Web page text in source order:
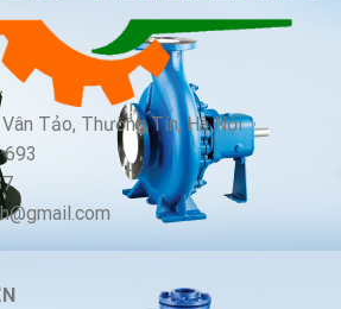
Tảo, Thường Tín, Hà Nội